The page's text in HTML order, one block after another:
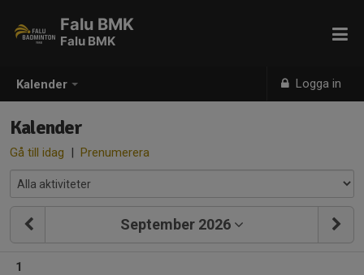
Kalender Logga in
Falu BMK
Falu BMK
Kalender
Gå till idag | Prenumerera
September 2026
1